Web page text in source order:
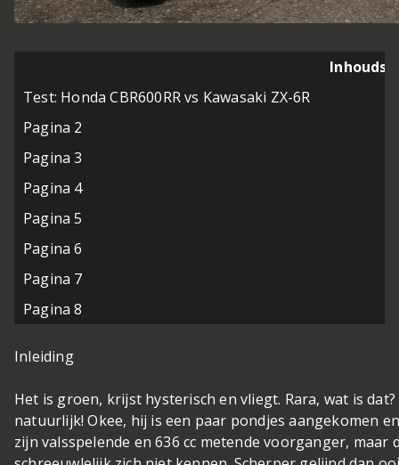
Test: Honda CBR600RR vs Kawasaki ZX-6R
Pagina 2
Pagina 3
Pagina 4
Pagina 5
Pagina 6
Pagina 7
Pagina 8
Inleiding
Het is groen, krijst hysterisch en vliegt. Rara, wat is dat?
natuurlijk! Okee, hij is een paar pondjes aangekomen
zijn valsspelende en 636 cc metende voorganger, maar